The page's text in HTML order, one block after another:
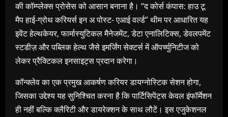
की कॉम्प्लेक्स प्रोसेस को आसान बनाना है। “द कोर्स कंपास: हाउ टू
मैप हाई-ग्रोथ करियर्स इन अ पोस्ट- एआई वर्ल्ड” थीम पर आधारित यह
इवेंट हेल्थकेयर, फार्मास्युटिकल मैनेजमेंट, डेटा एनालिटिक्स, डेवलपमेंट
स्टडीज़ और पब्लिक हेल्थ जैसे इमर्जिंग सेक्टर्स में ऑपर्च्युनिटीज को
लेकर प्रैक्टिकल इनसाइट्स प्रदान करेगा।
कॉन्क्लेव का एक प्रमुख आकर्षण करियर डायग्नोस्टिक सेशन होगा,
जिसका उद्देश्य यह सुनिश्चित करना है कि पार्टिसिपेंट्स केवल इंफॉर्मेशन
ही नहीं बल्कि क्लैरिटी और डायरेक्शन के साथ लौटें। इस एजुकेशनल